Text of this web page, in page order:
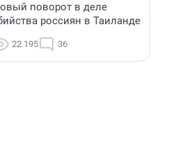
поворот в деле
россиян в Таиланде
22 195 36